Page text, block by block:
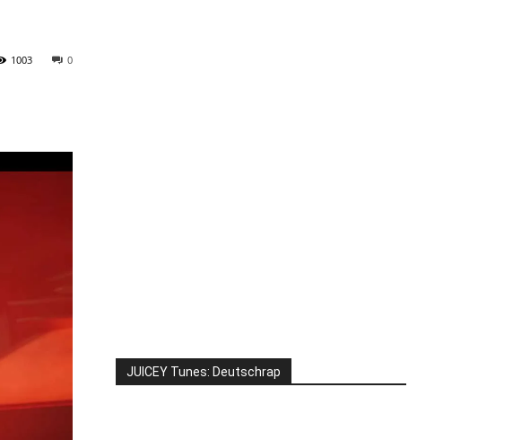
0
1003
JUICEY Tunes: Deutschrap